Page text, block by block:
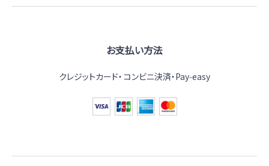
お支払い方法
クレジットカード コンビニ決済・Pay‑easy